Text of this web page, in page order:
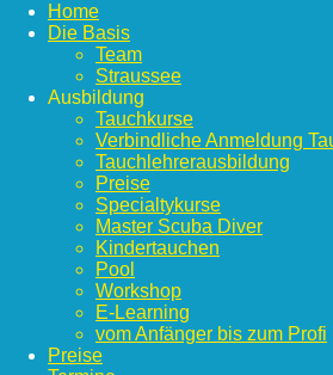
Home
Die Basis
Team
Straussee
Ausbildung
Tauchkurse
Verbindliche Anmeldung
Tauchlehrerausbildung
Preise
Specialtykurse
Master Scuba Diver
Kindertauchen
Pool
Workshop
E-Learning
vom Anfänger bis zum Profi
Preise